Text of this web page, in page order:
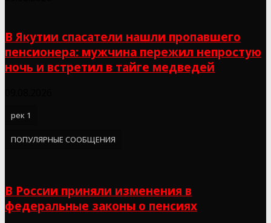
В Якутии спасатели нашли пропавшего
пенсионера: мужчина пережил непростую
ночь и встретил в тайге медведей
рек 1
ПОПУЛЯРНЫЕ СООБЩЕНИЯ
В России приняли изменения в
федеральные законы о пенсиях